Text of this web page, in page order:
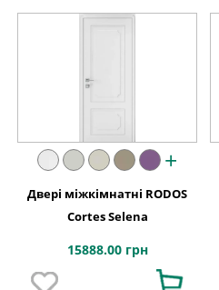
+
Двері міжкімнатні RODOS
Cortes Selena
15888.00 грн